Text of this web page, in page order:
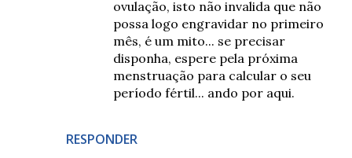
RESPONDER
ovulação, isto não invalida que não
possa logo engravidar no primeiro
mês, é um mito... se precisar
disponha, espere pela próxima
menstruação para calcular o seu
período fértil... ando por aqui.